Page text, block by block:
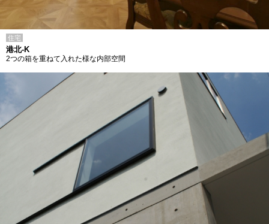
住宅
港北-K
2つの箱を重ねて入れた様な内部空間